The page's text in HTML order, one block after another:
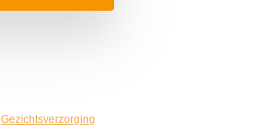
Gezichtsverzorging